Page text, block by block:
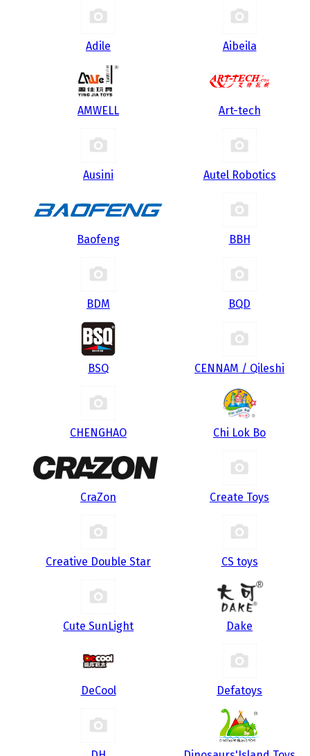
Adile Aibeila
AMWELL Art-tech
Ausini Autel Robotics
Baofeng BBH
BDM BQD
BSQ CENNAM / Qileshi
CHENGHAO Chi Lok Bo
CraZon Create Toys
Creative Double Star CS toys
Cute SunLight Dake
DeCool Defatoys